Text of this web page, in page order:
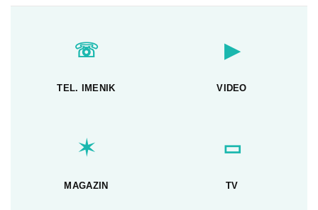
☏
TEL. IMENIK
▶
VIDEO
✶
MAGAZIN
▭
TV